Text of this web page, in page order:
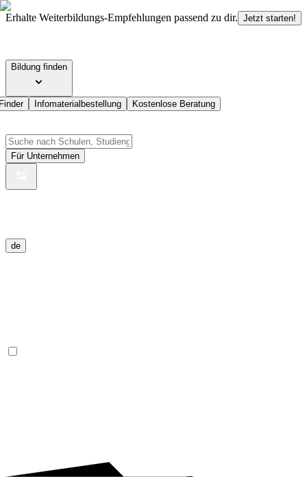
Erhalte Weiterbildungs-Empfehlungen passend zu dir. Jetzt starten!
Bildung finden
Infomaterialbestellung Kostenlose Beratung
Für Unternehmen
de